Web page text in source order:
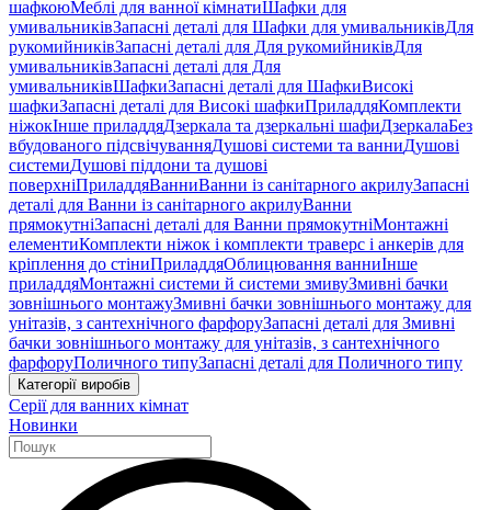
шафкоюМеблі для ванної кімнатиШафки для
умивальниківЗапасні деталі для Шафки для умивальниківДля
рукомийниківЗапасні деталі для Для рукомийниківДля
умивальниківЗапасні деталі для Для
умивальниківШафкиЗапасні деталі для ШафкиВисокі
шафкиЗапасні деталі для Високі шафкиПриладдяКомплекти
ніжокІнше приладдяДзеркала та дзеркальні шафиДзеркалаБез
вбудованого підсвічуванняДушові системи та ванниДушові
системиДушові піддони та душові
поверхніПриладдяВанниВанни із санітарного акрилуЗапасні
деталі для Ванни із санітарного акрилуВанни
прямокутніЗапасні деталі для Ванни прямокутніМонтажні
елементиКомплекти ніжок і комплекти траверс і анкерів для
кріплення до стіниПриладдяОблицювання ванниІнше
приладдяМонтажні системи й системи змивуЗмивні бачки
зовнішнього монтажуЗмивні бачки зовнішнього монтажу для
унітазів, з сантехнічного фарфоруЗапасні деталі для Змивні
бачки зовнішнього монтажу для унітазів, з сантехнічного
фарфоруПоличного типуЗапасні деталі для Поличного типу
Категорії виробів
Серії для ванних кімнат
Новинки